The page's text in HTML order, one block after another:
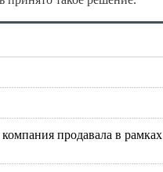
продавала в рамках